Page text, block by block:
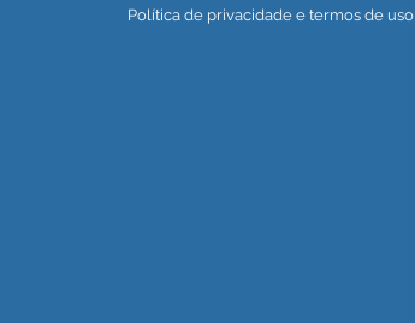
Política de privacidade e termos de uso